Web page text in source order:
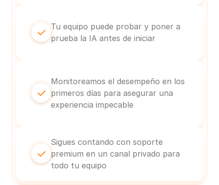
Tu equipo puede probar y poner a
prueba la IA antes de iniciar
Monitoreamos el desempeño en los
primeros días para asegurar una
experiencia impecable
Sigues contando con soporte
premium en un canal privado para
todo tu equipo